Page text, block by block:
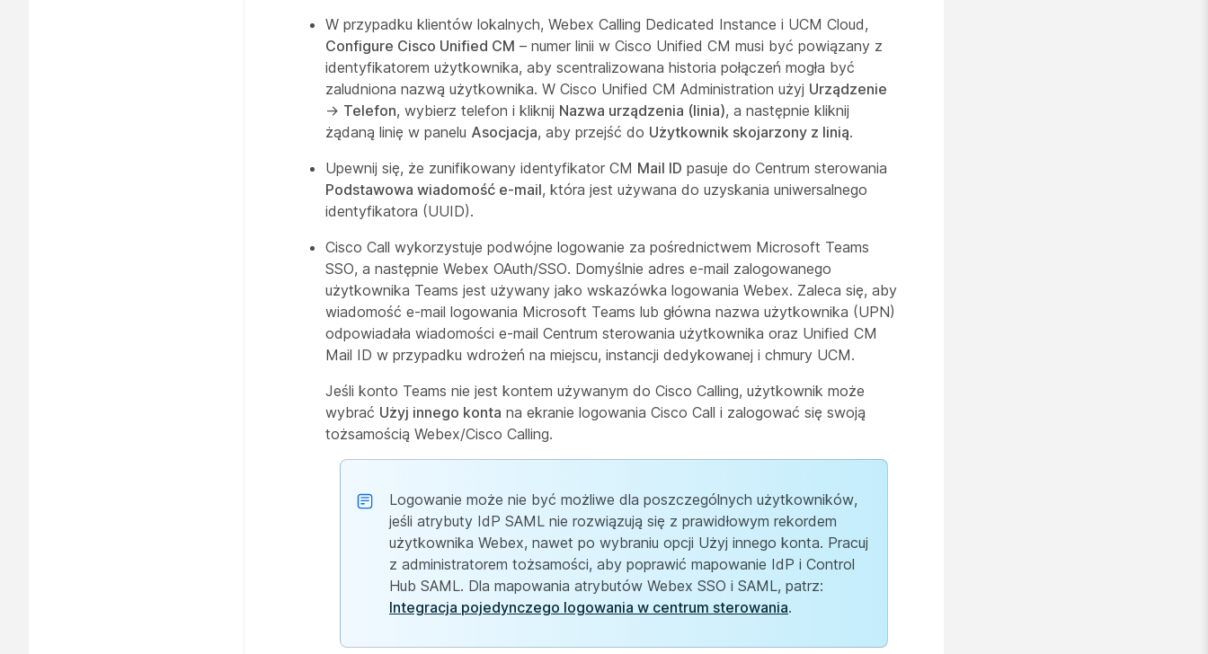
W przypadku klientów lokalnych, Webex Calling Dedicated Instance i UCM Cloud,
Configure Cisco Unified CM – numer linii w Cisco Unified CM musi być powiązany z
identyfikatorem użytkownika, aby scentralizowana historia połączeń mogła być
zaludniona nazwą użytkownika. W Cisco Unified CM Administration użyj Urządzenie
→ Telefon, wybierz telefon i kliknij Nazwa urządzenia (linia), a następnie kliknij
żądaną linię w panelu Asocjacja, aby przejść do Użytkownik skojarzony z linią.
Upewnij się, że zunifikowany identyfikator CM Mail ID pasuje do Centrum sterowania
Podstawowa wiadomość e-mail, która jest używana do uzyskania uniwersalnego
identyfikatora (UUID).
Cisco Call wykorzystuje podwójne logowanie za pośrednictwem Microsoft Teams
SSO, a następnie Webex OAuth/SSO. Domyślnie adres e-mail zalogowanego
użytkownika Teams jest używany jako wskazówka logowania Webex. Zaleca się, aby
wiadomość e-mail logowania Microsoft Teams lub główna nazwa użytkownika (UPN)
odpowiadała wiadomości e-mail Centrum sterowania użytkownika oraz Unified CM
Mail ID w przypadku wdrożeń na miejscu, instancji dedykowanej i chmury UCM.
Jeśli konto Teams nie jest kontem używanym do Cisco Calling, użytkownik może
wybrać Użyj innego konta na ekranie logowania Cisco Call i zalogować się swoją
tożsamością Webex/Cisco Calling.
Logowanie może nie być możliwe dla poszczególnych użytkowników,
jeśli atrybuty IdP SAML nie rozwiązują się z prawidłowym rekordem
użytkownika Webex, nawet po wybraniu opcji Użyj innego konta. Pracuj
z administratorem tożsamości, aby poprawić mapowanie IdP i Control
Hub SAML. Dla mapowania atrybutów Webex SSO i SAML, patrz:
Integracja pojedynczego logowania w centrum sterowania.